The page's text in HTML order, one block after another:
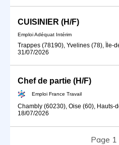
CUISINIER (H/F)
Emploi Adéquat Intérim
Trappes (78190), Yvelines (78), Île-
31/07/2026
Chef de partie (H/F)
Emploi France Travail
Chambly (60230), Oise (60), Hauts-
18/07/2026
Page 1